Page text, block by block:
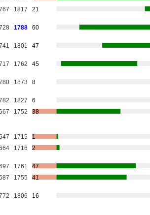
1817 21
1788 60
1801 47
1762 45
1873 8
1827
6
1752 38
1715
1
1716 2
1761
47
1755 41
1806 16